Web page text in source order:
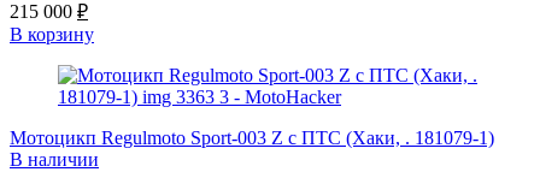
215 000 ₽
В корзину
Мотоцикп Regulmoto Sport-003 Z с ПТС (Хаки, . 181079-1)
В наличии